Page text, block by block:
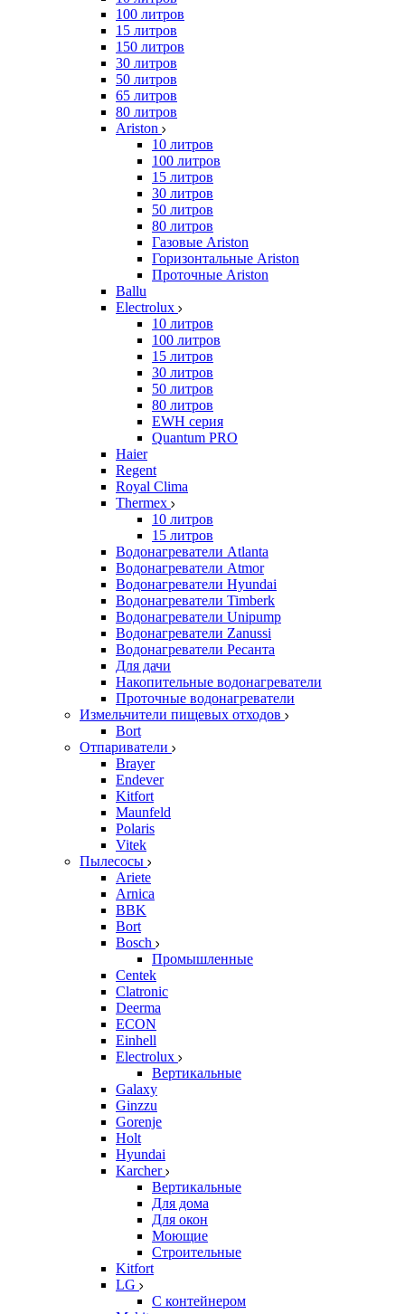
100 литров
15 литров
150 литров
30 литров
50 литров
65 литров
80 литров
Ariston
10 литров
100 литров
15 литров
30 литров
50 литров
80 литров
Газовые Ariston
Горизонтальные Ariston
Проточные Ariston
Ballu
Electrolux
10 литров
100 литров
15 литров
30 литров
50 литров
80 литров
EWH серия
Quantum PRO
Haier
Regent
Royal Clima
Thermex
10 литров
15 литров
Водонагреватели Atlanta
Водонагреватели Atmor
Водонагреватели Hyundai
Водонагреватели Timberk
Водонагреватели Unipump
Водонагреватели Zanussi
Водонагреватели Ресанта
Для дачи
Накопительные водонагреватели
Проточные водонагреватели
Измельчители пищевых отходов
Bort
Отпариватели
Brayer
Endever
Kitfort
Maunfeld
Polaris
Vitek
Пылесосы
Ariete
Arnica
BBK
Bort
Bosch
Промышленные
Centek
Clatronic
Deerma
ECON
Einhell
Electrolux
Вертикальные
Galaxy
Ginzzu
Gorenje
Holt
Hyundai
Karcher
Вертикальные
Для дома
Для окон
Моющие
Строительные
Kitfort
LG
С контейнером